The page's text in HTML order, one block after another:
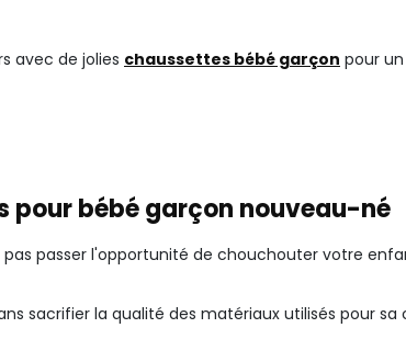
avec de jolies chaussettes bébé garçon pour
pour bébé garçon nouveau-né
passer l'opportunité de chouchouter votre
sacrifier la qualité des matériaux utilisés pour sa